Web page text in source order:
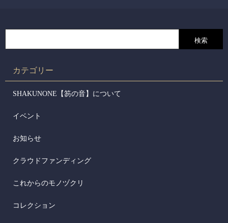
カテゴリー
SHAKUNONE【笏の音】について
イベント
お知らせ
クラウドファンディング
これからのモノヅクリ
コレクション